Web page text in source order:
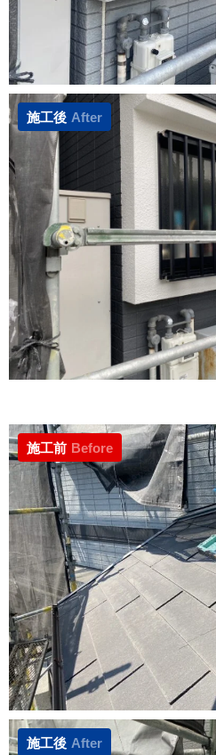
施工後 After
施工前 Before
施工後 After